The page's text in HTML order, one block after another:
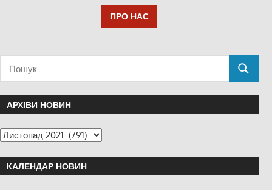
ПРО НАС
АРХІВИ НОВИН
КАЛЕНДАР НОВИН